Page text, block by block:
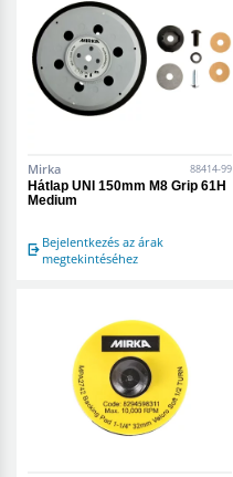
Mirka 88414-99
Hátlap UNI 150mm M8 Grip 61H
Medium
Bejelentkezés az árak
megtekintéséhez